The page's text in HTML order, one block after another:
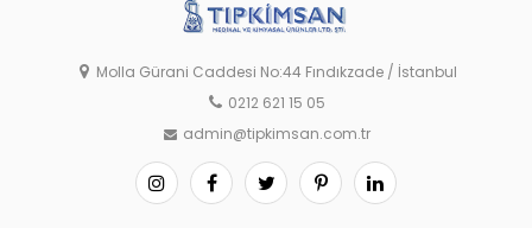
Molla Gürani Caddesi No:44 Fındıkzade / İstanbul
0212 621 15 05
admin@tipkimsan.com.tr